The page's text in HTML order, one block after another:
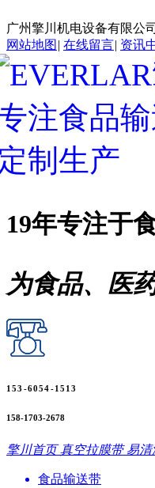
广州擎川机电设备有限公
网站地图 | 在线留言| 资讯
19年专注于
为食品、医
153-6054-1513
158-1703-2678
擎川首页 真空拉膜带 易清
食品输送带